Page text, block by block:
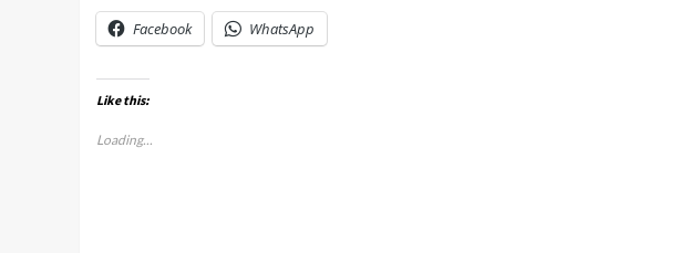
Facebook WhatsApp
Like this:
Loading...